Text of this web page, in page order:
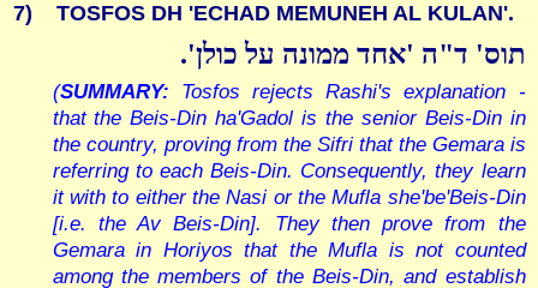
7) TOSFOS DH 'ECHAD MEMUNEH AL KULAN'.
תוס' ד"ה 'אחד ממונה על כולן'.
(SUMMARY: Tosfos rejects Rashi's explanation -
that the Beis-Din ha'Gadol is the senior Beis-Din in
the country, proving from the Sifri that the Gemara is
referring to each Beis-Din. Consequently, they learn
it with to either the Nasi or the Mufla she'be'Beis-Din
[i.e. the Av Beis-Din]. They then prove from the
Gemara in Horiyos that the Mufla is not counted
among the members of the Beis-Din, and establish